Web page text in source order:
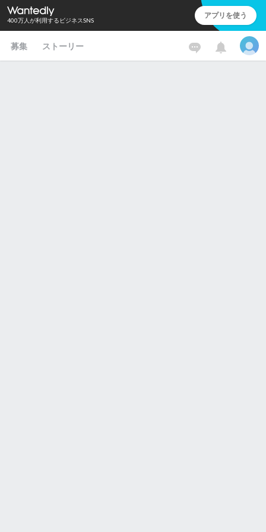
400万人が利用するビジネスSNS アプリを使う
募集 ストーリー